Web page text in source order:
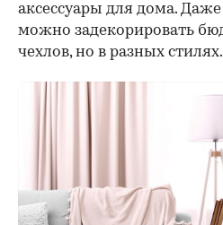
аксессуары для дома.
можно задекорировать
чехлов, но в разных стилях.